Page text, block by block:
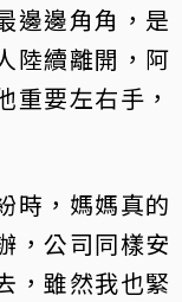
邊邊角角，是
陸續離開，阿
重要左右手，
時，媽媽真的
，公司同樣安
，雖然我也緊